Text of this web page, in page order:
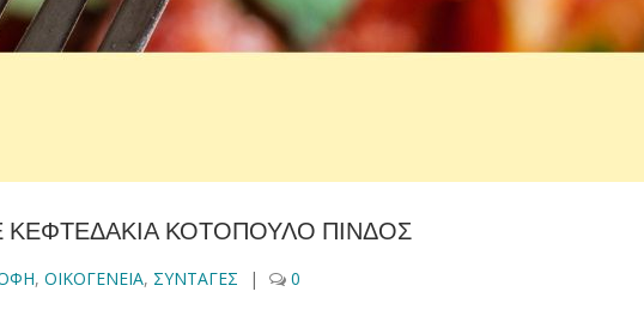
ΚΕΦΤΕΔΑΚΙΑ ΚΟΤΟΠΟΥΛΟ ΠΙΝΔΟΣ
, ΟΙΚΟΓΕΝΕΙΑ, ΣΥΝΤΑΓΕΣ | 0